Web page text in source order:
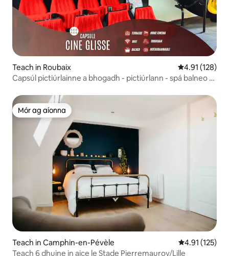
Teach in Roubaix Meánrátáil
4.91 (128)
Capsúl pictiúrlainne a bhogadh - pictiúrlann - spá balneo -
Mór ag aíonna
Mór ag aíonna
Teach in Camphin-en-Pévèle Meánrátáil
4.91 (125)
Teach 6 dhuine in aice le Stade Pierremauroy/Lille